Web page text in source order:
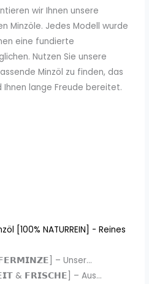
wir Ihnen unsere
Minzöle. Jedes Modell wurde
eine fundierte
Nutzen Sie unsere
Minzöl zu finden, das
lange Freude bereitet.
[100% NATURREIN] - Reines
– Unser...
& 𝗙𝗥𝗜𝗦𝗖𝗛𝗘] – Aus...